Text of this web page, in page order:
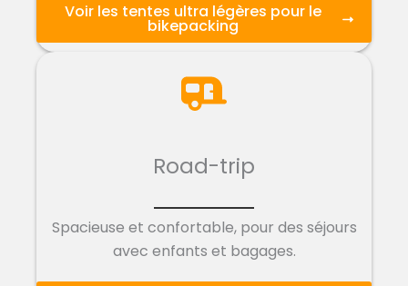
Voir les tentes ultra légères pour le
bikepacking
Road-trip
Spacieuse et confortable, pour des séjours
avec enfants et bagages.